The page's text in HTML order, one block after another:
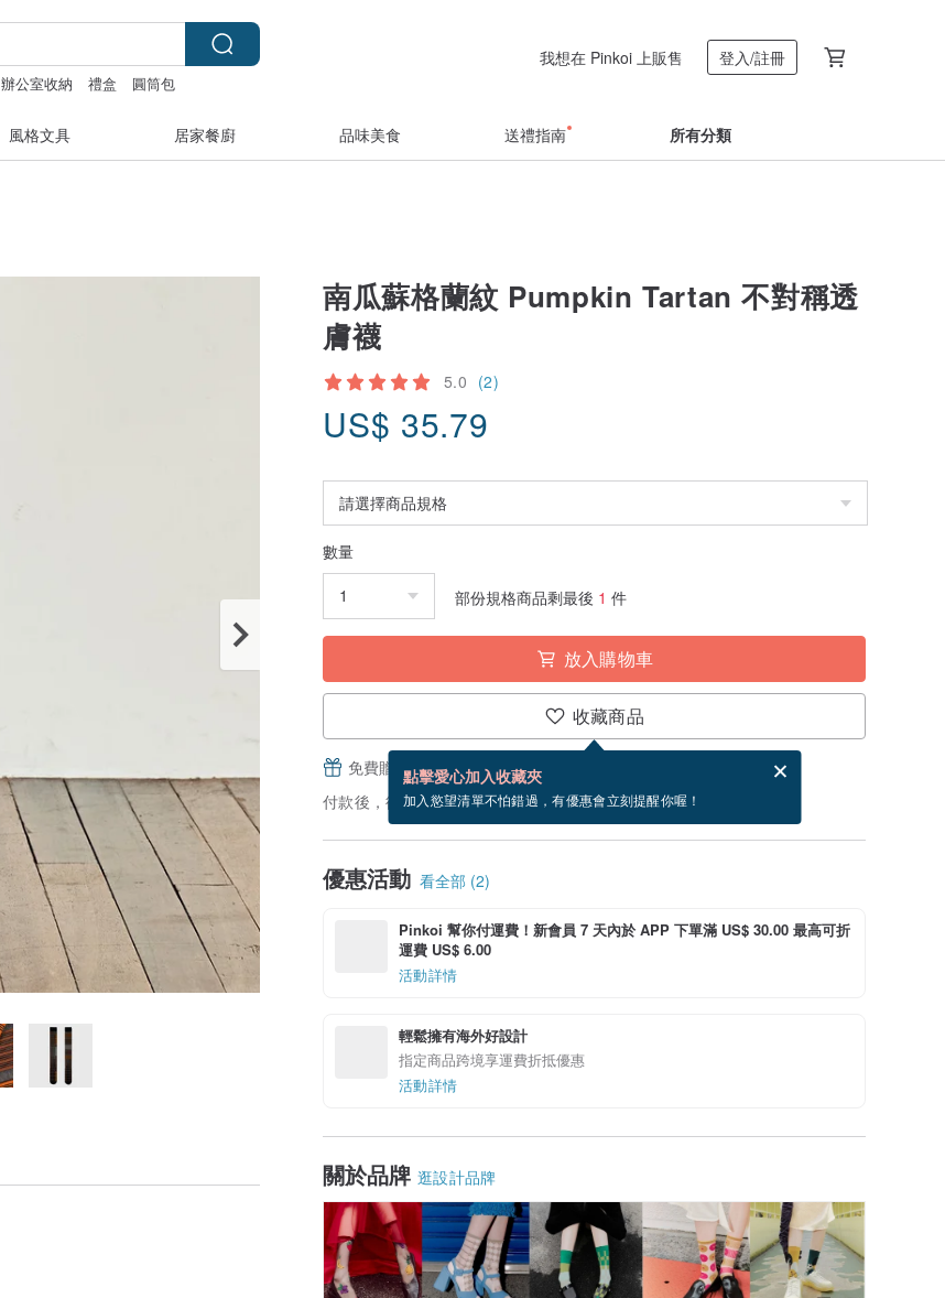
辦公室收納 禮盒 圓筒包
我想在 Pinkoi 上販售 登入/註冊
風格文具 居家餐廚 品味美食 送禮指南 所有分類
南瓜蘇格蘭紋 Pumpkin Tartan 不對稱透
膚襪
5.0 (2)
US$ 35.79
數量
部份規格商品剩最後 1 件
放入購物車
收藏商品
點擊愛心加入收藏夾
加入慾望清單不怕錯過，有優惠會立刻提醒你喔！
免費贈送電子賀卡，結帳完成後填寫
付款後，從備貨到寄出商品為 3 個工作天。（不包含假日）
優惠活動 看全部 (2)
Pinkoi 幫你付運費！新會員 7 天內於 APP 下單滿 US$ 30.00 最高可折
運費 US$ 6.00
活動詳情
輕鬆擁有海外好設計
指定商品跨境享運費折抵優惠
活動詳情
關於品牌 逛設計品牌